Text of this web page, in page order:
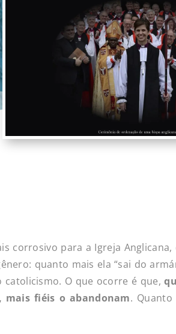
corrosivo para a Igreja
quanto mais ela “sai do
catolicismo. O que ocorre é que,
fiéis o abandonam.